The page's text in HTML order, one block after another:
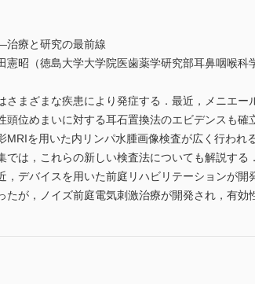
療と研究の最前線
憲昭（徳島大学大学院医歯薬学研究部耳鼻咽喉科
さまざまな疾患により発症する．最近，メニエ
頭位めまいに対する耳石置換法のエビデンスも確
MRIを用いた内リンパ水腫画像検査が広く行わ
では，これらの新しい検査法についても解説する．
，デバイスを用いた前庭リハビリテーションが
たが，ノイズ前庭電気刺激治療が開発され，有効